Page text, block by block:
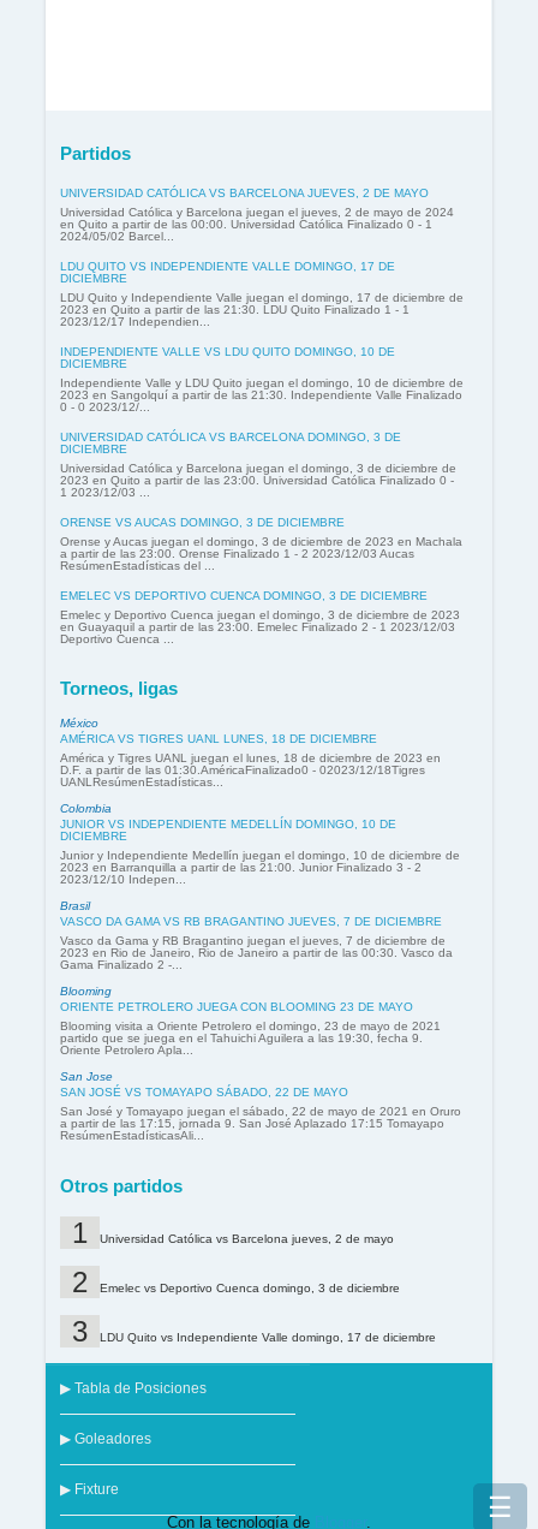
Partidos
UNIVERSIDAD CATÓLICA VS BARCELONA JUEVES, 2 DE MAYO
Universidad Católica y Barcelona juegan el jueves, 2 de mayo de 2024
en Quito a partir de las 00:00. Universidad Católica Finalizado 0 - 1
2024/05/02 Barcel...
LDU QUITO VS INDEPENDIENTE VALLE DOMINGO, 17 DE
DICIEMBRE
LDU Quito y Independiente Valle juegan el domingo, 17 de diciembre de
2023 en Quito a partir de las 21:30. LDU Quito Finalizado 1 - 1
2023/12/17 Independien...
INDEPENDIENTE VALLE VS LDU QUITO DOMINGO, 10 DE
DICIEMBRE
Independiente Valle y LDU Quito juegan el domingo, 10 de diciembre de
2023 en Sangolquí a partir de las 21:30. Independiente Valle Finalizado
0 - 0 2023/12/...
UNIVERSIDAD CATÓLICA VS BARCELONA DOMINGO, 3 DE
DICIEMBRE
Universidad Católica y Barcelona juegan el domingo, 3 de diciembre de
2023 en Quito a partir de las 23:00. Universidad Católica Finalizado 0 -
1 2023/12/03 ...
ORENSE VS AUCAS DOMINGO, 3 DE DICIEMBRE
Orense y Aucas juegan el domingo, 3 de diciembre de 2023 en Machala
a partir de las 23:00. Orense Finalizado 1 - 2 2023/12/03 Aucas
ResúmenEstadísticas del ...
EMELEC VS DEPORTIVO CUENCA DOMINGO, 3 DE DICIEMBRE
Emelec y Deportivo Cuenca juegan el domingo, 3 de diciembre de 2023
en Guayaquil a partir de las 23:00. Emelec Finalizado 2 - 1 2023/12/03
Deportivo Cuenca ...
Torneos, ligas
México
AMÉRICA VS TIGRES UANL LUNES, 18 DE DICIEMBRE
América y Tigres UANL juegan el lunes, 18 de diciembre de 2023 en
D.F. a partir de las 01:30.AméricaFinalizado0 - 02023/12/18Tigres
UANLResúmenEstadísticas...
Colombia
JUNIOR VS INDEPENDIENTE MEDELLÍN DOMINGO, 10 DE
DICIEMBRE
Junior y Independiente Medellín juegan el domingo, 10 de diciembre de
2023 en Barranquilla a partir de las 21:00. Junior Finalizado 3 - 2
2023/12/10 Indepen...
Brasil
VASCO DA GAMA VS RB BRAGANTINO JUEVES, 7 DE DICIEMBRE
Vasco da Gama y RB Bragantino juegan el jueves, 7 de diciembre de
2023 en Rio de Janeiro, Rio de Janeiro a partir de las 00:30. Vasco da
Gama Finalizado 2 -...
Blooming
ORIENTE PETROLERO JUEGA CON BLOOMING 23 DE MAYO
Blooming visita a Oriente Petrolero el domingo, 23 de mayo de 2021
partido que se juega en el Tahuichi Aguilera a las 19:30, fecha 9.
Oriente Petrolero Apla...
San Jose
SAN JOSÉ VS TOMAYAPO SÁBADO, 22 DE MAYO
San José y Tomayapo juegan el sábado, 22 de mayo de 2021 en Oruro
a partir de las 17:15, jornada 9. San José Aplazado 17:15 Tomayapo
ResúmenEstadísticasAli...
Otros partidos
Universidad Católica vs Barcelona jueves, 2 de mayo
Emelec vs Deportivo Cuenca domingo, 3 de diciembre
LDU Quito vs Independiente Valle domingo, 17 de diciembre
☰
▶ Tabla de Posiciones
▶ Goleadores
▶ Fixture
Con la tecnología de .